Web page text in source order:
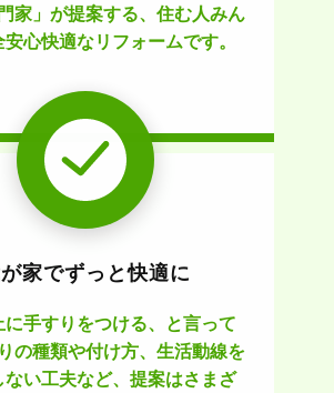
家」が提案する、住む人みん
心快適なリフォームです。
家でずっと快適に
手すりをつける、と言って
の種類や付け方、生活動線を
ない工夫など、提案はさまざ